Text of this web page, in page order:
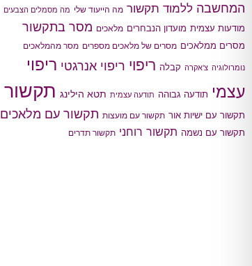
המחשבה ללמוד תקשור מה הייעוד שלי מה מסמלים הצבעים
מודעות עצמית מועדון הנבחרים מלאכים מסר בתקשור
מסרים ממלאכים מסרים של מלאכים מספרים מסר מהמלאכים
נומרולוגיה צ'אקרה קבלה ריפוי ריפוי אנרגטי ריפוי
עצמי תודעה גבוהה תודעה עצמית תטא הילינג תקשור
תקשור עם ישיות אור תקשור עם מועצות תקשור עם מלאכים
תקשור עם נשמה תקשור רוחני תקשור תדרים